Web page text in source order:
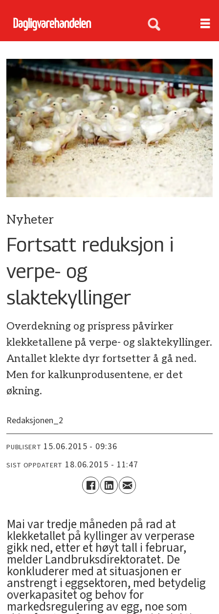
Nyheter
Fortsatt reduksjon i
verpe- og
slaktekyllinger
Overdekning og prispress påvirker
klekketallene på verpe- og slaktekyllinger.
Antallet klekte dyr fortsetter å gå ned.
Men for kalkunprodusentene, er det
økning.
Redaksjonen_2
PUBLISERT 15.06.2015 - 09:36
SIST OPPDATERT 18.06.2015 - 11:47
Mai var tredje måneden på rad at
klekketallet på kyllinger av verperase
gikk ned, etter et høyt tall i februar,
melder Landbruksdirektoratet. De
konkluderer med at situasjonen er
anstrengt i eggsektoren, med betydelig
overkapasitet og behov for
markedsregulering av egg, noe som